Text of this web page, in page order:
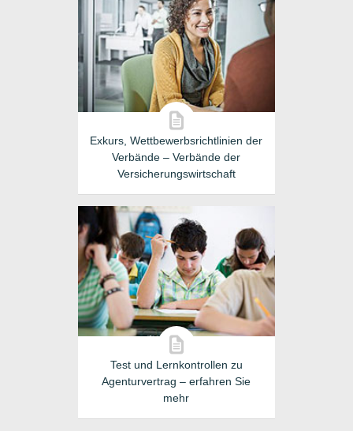
Exkurs, Wettbewerbsrichtlinien der
Verbände – Verbände der
Versicherungswirtschaft
Test und Lernkontrollen zu
Agenturvertrag – erfahren Sie
mehr